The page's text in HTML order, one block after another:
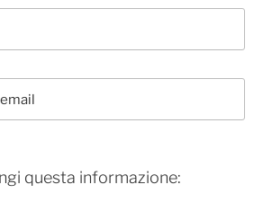
questa informazione: